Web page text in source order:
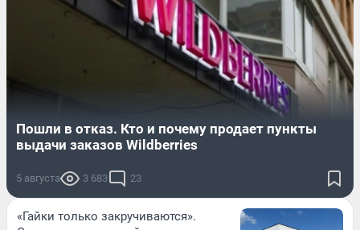
Пошли в отказ. Кто и почему продает пункты
выдачи заказов Wildberries
5 августа 3 683 23
«Гайки только закручиваются».